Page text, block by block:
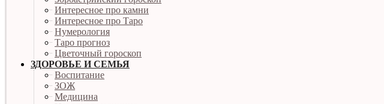
Интересное про камни
Интересное про Таро
Нумерология
Таро прогноз
Цветочный гороскоп
ЗДОРОВЬЕ И СЕМЬЯ
Воспитание
ЗОЖ
Медицина